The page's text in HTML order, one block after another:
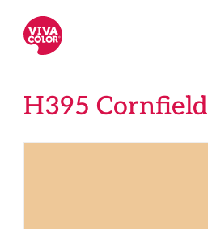
H395 Cornfield